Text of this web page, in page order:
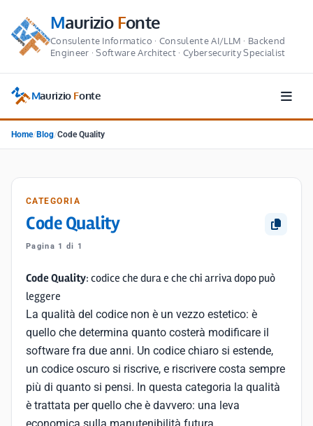
MaurizioFonte
Consulente Informatico · Consulente AI/LLM · Backend
Engineer · Software Architect · Cybersecurity Specialist
Maurizio Fonte
Home/ Blog/Code Quality
CATEGORIA
Code Quality
Pagina 1 di 1
Code Quality: codice che dura e che chi arriva dopo può
leggere
La qualità del codice non è un vezzo estetico: è
quello che determina quanto costerà modificare il
software fra due anni. Un codice chiaro si estende,
un codice oscuro si riscrive, e riscrivere costa sempre
più di quanto si pensi. In questa categoria la qualità
è trattata per quello che è davvero: una leva